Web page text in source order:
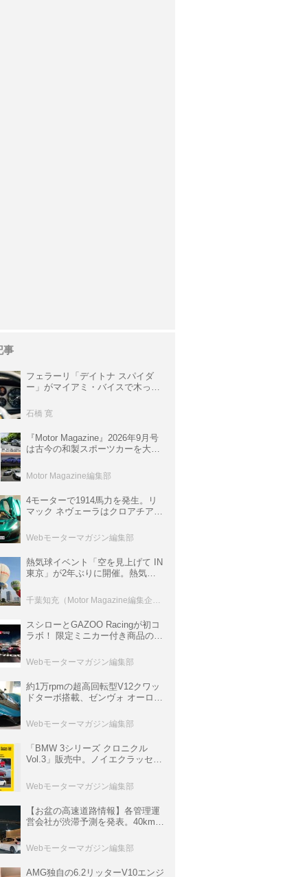
事
フェラーリ「デイトナ スパイダ
ー」がマイアミ・バイスで木っ端
サ」に化けた理由
石橋 寛
『Motor Magazine』2026年9月号
は古今の和製スポーツカーを大特
情報も満載
Motor Magazine編集部
4モーターで1914馬力を発生。リ
マック ネヴェーラはクロアチア発
ロニクル・完全版／115】
Webモーターマガジン編集部
熱気球イベント「空を見上げて IN
東京」が2年ぶりに開催。熱気球
室などのコンテンツも
スシローとGAZOO Racingが初コ
ラボ！ 限定ミニカー付き商品の
ト体験があたる抽選企画などを展
開
Webモーターマガジン編集部
約1万rpmの超高回転型V12クワッ
ドターボ搭載、ゼンヴォ オーロラ
イパーカー【スーパーカークロニ
クル・完全版／116】
Webモーターマガジン編集部
「BMW 3シリーズ クロニクル
Vol.3」販売中。ノイエクラッセか
ムック
Webモーターマガジン編集部
【お盆の高速道路情報】各管理運
営会社が渋滞予測を発表。40km以
数ある
Webモーターマガジン編集部
AMG独自の6.2リッターV10エンジ